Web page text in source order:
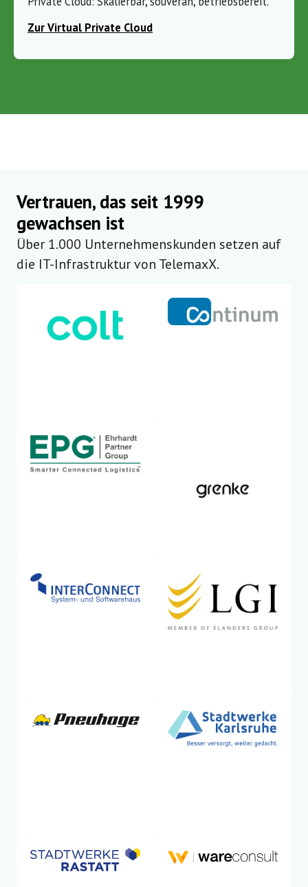
Zur Virtual Private Cloud
Vertrauen, das seit 1999
gewachsen ist
Über 1.000 Unternehmenskunden setzen auf
die IT-Infrastruktur von TelemaxX.